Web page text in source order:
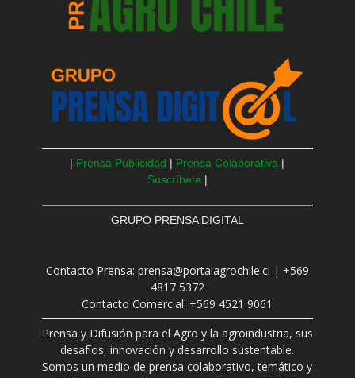
| Prensa Publicidad | Prensa Colaborativa |
Suscríbete |
GRUPO PRENSA DIGITAL
Contacto Prensa: prensa@portalagrochile.cl | +569
4817 5372
Contacto Comercial: +569 4521 9061
Prensa y Difusión para el Agro y la agroindustria, sus
desafíos, innovación y desarrollo sustentable.
Somos un medio de prensa colaborativo, temático y